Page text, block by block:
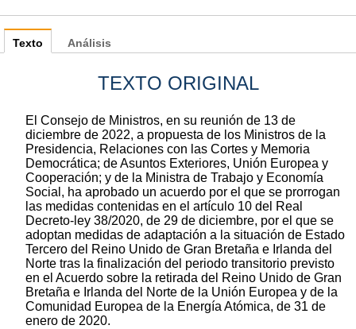
Texto
TEXTO ORIGINAL
El Consejo de Ministros, en su reunión de 13 de
diciembre de 2022, a propuesta de los Ministros de la
Presidencia, Relaciones con las Cortes y Memoria
Democrática; de Asuntos Exteriores, Unión Europea y
Cooperación; y de la Ministra de Trabajo y Economía
Social, ha aprobado un acuerdo por el que se prorrogan
las medidas contenidas en el artículo 10 del Real
Decreto-ley 38/2020, de 29 de diciembre, por el que se
adoptan medidas de adaptación a la situación de Estado
Tercero del Reino Unido de Gran Bretaña e Irlanda del
Norte tras la finalización del periodo transitorio previsto
en el Acuerdo sobre la retirada del Reino Unido de Gran
Bretaña e Irlanda del Norte de la Unión Europea y de la
Comunidad Europea de la Energía Atómica, de 31 de
enero de 2020.
Análisis